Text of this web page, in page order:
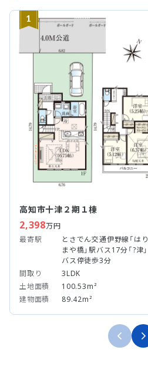
1
高知市十津２期１棟
2,398万円
最寄駅
とさでん交通伊野線「はり
まや橋」駅バス17分「?津」
バス停徒歩3分
間取り
3LDK
土地面積
100.53m²
建物面積
89.42m²